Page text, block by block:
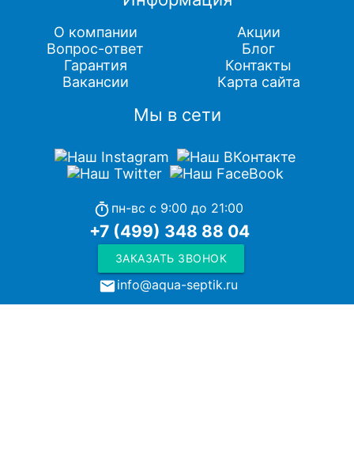
О компании
Вопрос-ответ
Гарантия
Вакансии
Акции
Блог
Контакты
Карта сайта
Мы в сети
timer пн-вс с 9:00 до 21:00
+7 (499) 348 88 04
ЗАКАЗАТЬ ЗВОНОК
local_post_officeinfo@aqua-septik.ru